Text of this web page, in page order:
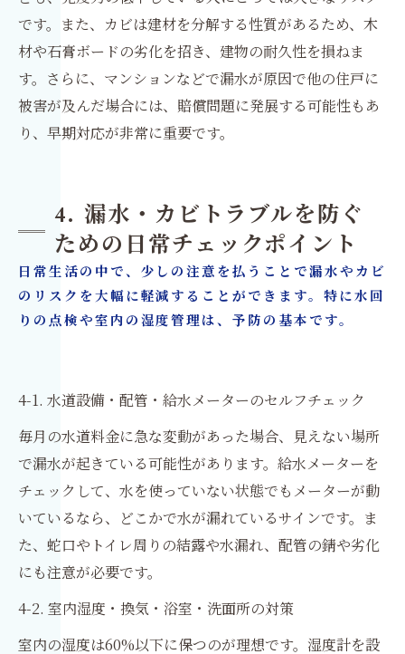
です。また、カビは建材を分解する性質があるため、木
材や石膏ボードの劣化を招き、建物の耐久性を損ねま
す。さらに、マンションなどで漏水が原因で他の住戸に
被害が及んだ場合には、賠償問題に発展する可能性もあ
り、早期対応が非常に重要です。
4. 漏水・カビトラブルを防ぐ
ための日常チェックポイント
日常生活の中で、少しの注意を払うことで漏水やカビ
のリスクを大幅に軽減することができます。特に水回
りの点検や室内の湿度管理は、予防の基本です。
4-1. 水道設備・配管・給水メーターのセルフチェック
毎月の水道料金に急な変動があった場合、見えない場所
で漏水が起きている可能性があります。給水メーターを
チェックして、水を使っていない状態でもメーターが動
いているなら、どこかで水が漏れているサインです。ま
た、蛇口やトイレ周りの結露や水漏れ、配管の錆や劣化
にも注意が必要です。
4-2. 室内湿度・換気・浴室・洗面所の対策
室内の湿度は60%以下に保つのが理想です。湿度計を設